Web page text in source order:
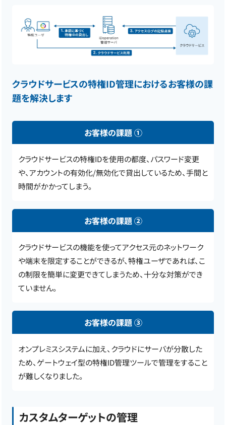
クラウドサービスの特権ID管理におけるお客様の課
題を解決します
お客様の課題 ①
クラウドサービスの特権IDを使用の都度、パスワード変更
や、アカウントの有効化/無効化で貸出しているため、手間と
時間がかかってしまう。
お客様の課題 ②
クラウドサービスの機能を使ってアクセス元のネットワーク
や端末を限定することができるが、特権ユーザであれば、こ
の制限を簡単に変更できてしまうため、十分な対策ができ
ていません。
お客様の課題 ③
オンプレミスシステムに加え、クラウドにサーバが分散した
ため、ゲートウェイ型の特権ID管理ツールで管理をすること
が難しくなりました。
カスタムターゲットの管理